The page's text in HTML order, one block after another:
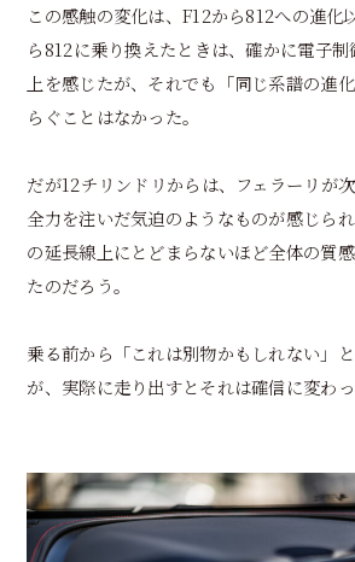
この感触の変化は、F12から812への進化
ら812に乗り換えたときは、確かに電子
上を感じたが、それでも「同じ系譜の進
らぐことはなかった。
だが12チリンドリからは、フェラーリが
全力を注いだ気迫のようなものが感じら
の延長線上にとどまらないほど全体の質
たのだろう。
乗る前から「これは別物かもしれない」
が、実際に走り出すとそれは確信に変わっ